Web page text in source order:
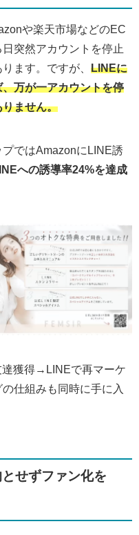
や楽天市場などのEC
突然アカウントを停止
ます。ですが、 LINEに
万が一アカウントを停
ません。
ではAmazonにLINE誘
への誘導率24%を達成
達獲得→LINEで再マーケ
仕組みも同時に手に入
せずファン化を